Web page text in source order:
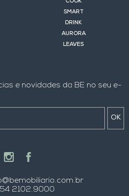
COOK
SMART
DRINK
AURORA
LEAVES
e novidades da BE no seu e-
OK
2102.9000